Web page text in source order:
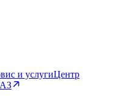
и услугиЦентр